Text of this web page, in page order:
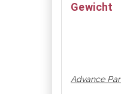
Gewicht
Advance